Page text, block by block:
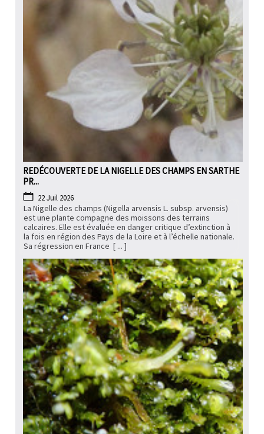
REDÉCOUVERTE DE LA NIGELLE DES CHAMPS EN SARTHE
PR...
22 Juil 2026
La Nigelle des champs (Nigella arvensis L. subsp. arvensis)
est une plante compagne des moissons des terrains
calcaires. Elle est évaluée en danger critique d’extinction à
la fois en région des Pays de la Loire et à l’échelle nationale.
Sa régression en France [ ... ]